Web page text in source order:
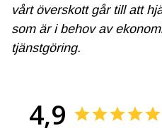
vårt överskott går till att
som är i behov av
tjänstgöring.
4,9